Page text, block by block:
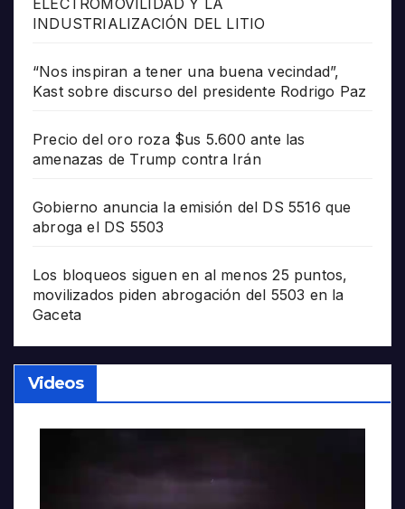
INDUSTRIALIZACIÓN DEL LITIO
“Nos inspiran a tener una buena vecindad”,
Kast sobre discurso del presidente Rodrigo Paz
Precio del oro roza $us 5.600 ante las
amenazas de Trump contra Irán
Gobierno anuncia la emisión del DS 5516 que
abroga el DS 5503
Los bloqueos siguen en al menos 25 puntos,
movilizados piden abrogación del 5503 en la
Gaceta
Videos